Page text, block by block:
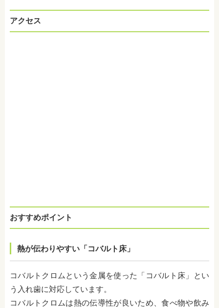
アクセス
おすすめポイント
熱が伝わりやすい「コバルト床」
コバルトクロムという金属を使った「コバルト床」とい
う入れ歯に対応しています。
コバルトクロムは熱の伝導性が良いため、食べ物や飲み